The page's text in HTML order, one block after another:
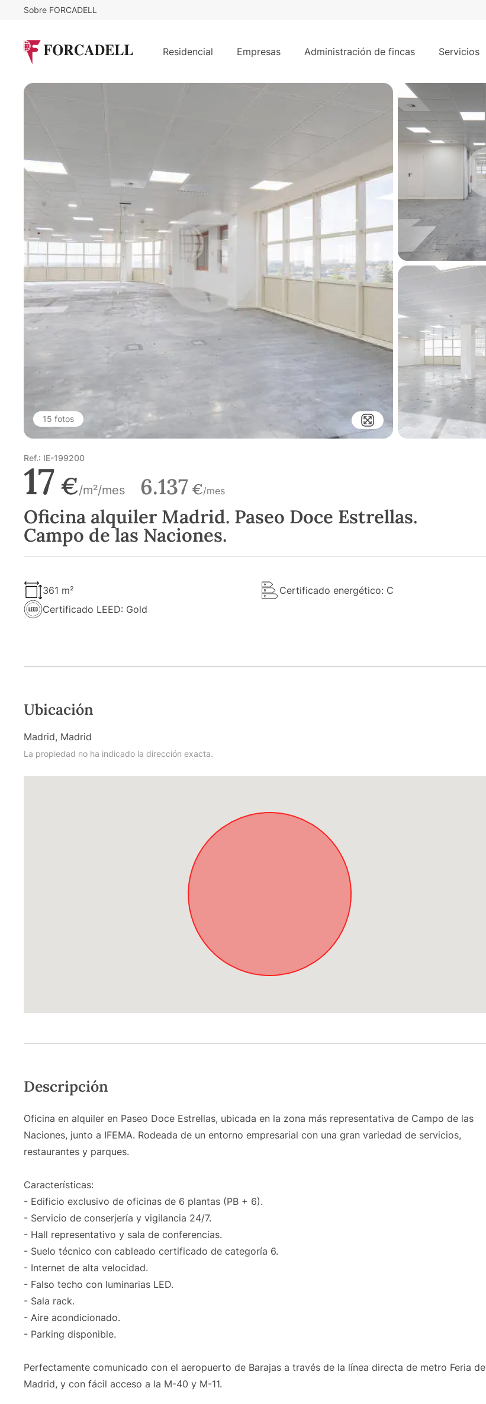
Sobre FORCADELL
Residencial Empresas Administración de fincas Servicios
Oficina alquiler Madrid. Paseo Doce Estrellas. Campo de las Naciones.
15 fotos
Ref.: IE-199200
17 €/m²/mes 6.137 €/mes
Oficina alquiler Madrid. Paseo Doce Estrellas.
Campo de las Naciones.
361 m²
Certificado energético: C
Certificado LEED: Gold
Ubicación
Madrid, Madrid
La propiedad no ha indicado la dirección exacta.
Descripción
Oficina en alquiler en Paseo Doce Estrellas, ubicada en la zona más representativa de Campo de las
Naciones, junto a IFEMA. Rodeada de un entorno empresarial con una gran variedad de servicios,
restaurantes y parques.
Características:
- Edificio exclusivo de oficinas de 6 plantas (PB + 6).
- Servicio de conserjería y vigilancia 24/7.
- Hall representativo y sala de conferencias.
- Suelo técnico con cableado certificado de categoría 6.
- Internet de alta velocidad.
- Falso techo con luminarias LED.
- Sala rack.
- Aire acondicionado.
- Parking disponible.
Perfectamente comunicado con el aeropuerto de Barajas a través de la línea directa de metro Feria de
Madrid, y con fácil acceso a la M-40 y M-11.